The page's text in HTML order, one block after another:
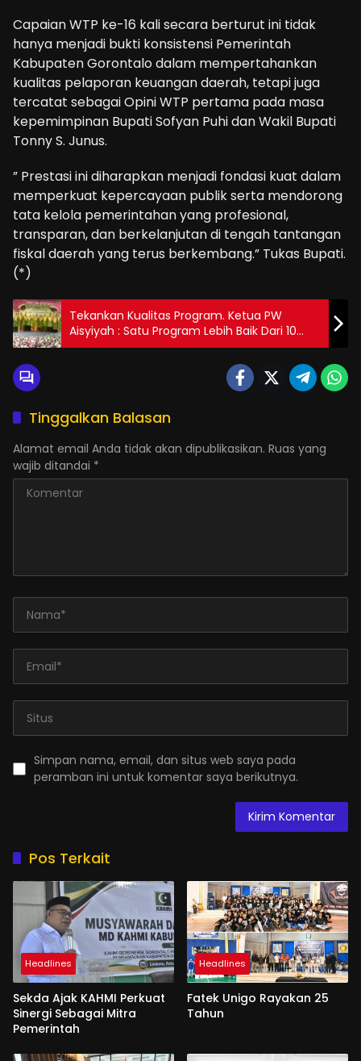
Capaian WTP ke-16 kali secara berturut ini tidak
hanya menjadi bukti konsistensi Pemerintah
Kabupaten Gorontalo dalam mempertahankan
kualitas pelaporan keuangan daerah, tetapi juga
tercatat sebagai Opini WTP pertama pada masa
kepemimpinan Bupati Sofyan Puhi dan Wakil Bupati
Tonny S. Junus.
” Prestasi ini diharapkan menjadi fondasi kuat dalam
memperkuat kepercayaan publik serta mendorong
tata kelola pemerintahan yang profesional,
transparan, dan berkelanjutan di tengah tantangan
fiskal daerah yang terus berkembang.” Tukas Bupati.
(*)
Tekankan Kualitas Program. Ketua PW
Aisyiyah : Satu Program Lebih Baik Dari 10
Acara yang Berlalu Tanpa Bekas
Tinggalkan Balasan
Alamat email Anda tidak akan dipublikasikan. Ruas yang
wajib ditandai *
Simpan nama, email, dan situs web saya pada
peramban ini untuk komentar saya berikutnya.
Pos Terkait
Headlines
Sekda Ajak KAHMI Perkuat
Sinergi Sebagai Mitra
Pemerintah
Headlines
Fatek Unigo Rayakan 25
Tahun